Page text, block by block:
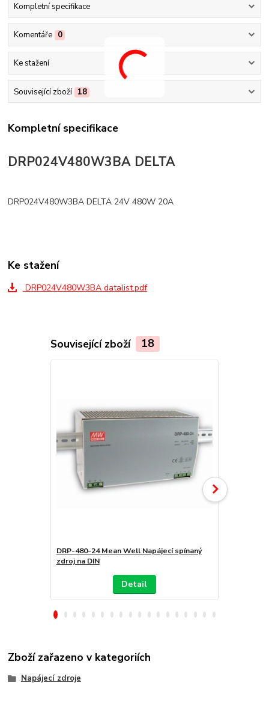
Kompletní specifikace
Komentáře 0
Ke stažení
Související zboží 18
Kompletní specifikace
DRP024V480W3BA DELTA
DRP024V480W3BA DELTA 24V 480W 20A
Ke stažení
DRP024V480W3BA datalist.pdf
Související zboží 18
DRP-480-24 Mean Well Napájecí spínaný
zdroj na DIN
Detail
Zboží zařazeno v kategoriích
Napájecí zdroje